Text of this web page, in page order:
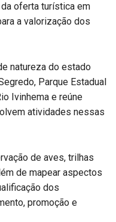
oferta turística em
a valorização dos
natureza do estado
Parque Estadual
Ivinhema e reúne
atividades nessas
de aves, trilhas
de mapear aspectos
dos
promoção e